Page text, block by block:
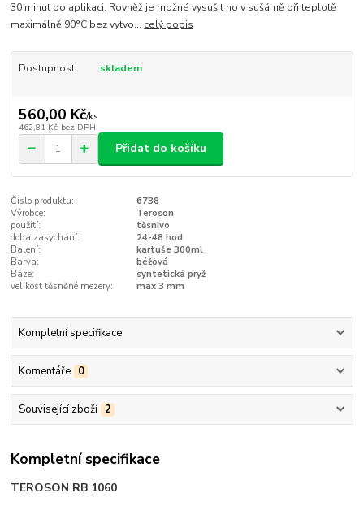
30 minut po aplikaci. Rovněž je možné vysušit ho v sušárně při teplotě
maximálně 90°C bez vytvo... celý popis
Dostupnost skladem
560,00 Kč/ks
462,81 Kč bez DPH
Přidat do košíku
Číslo produktu:
6738
Výrobce:
Teroson
použití:
těsnivo
doba zasychání:
24-48 hod
Balení:
kartuše 300ml
Barva:
béžová
Báze:
syntetická pryž
velikost těsněné mezery:
max 3 mm
Kompletní specifikace
Komentáře 0
Související zboží 2
Kompletní specifikace
TEROSON RB 1060